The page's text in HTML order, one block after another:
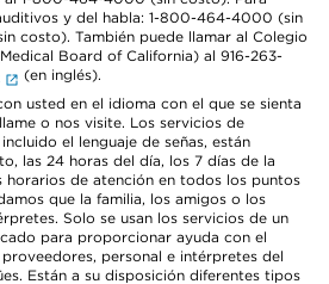
y del habla: 1-800-464-4000 (sin
costo). También puede llamar al Colegio
Board of California) al 916-263-
(en inglés).
usted en el idioma con el que se sienta
o nos visite. Los servicios de
el lenguaje de señas, están
las 24 horas del día, los 7 días de la
horarios de atención en todos los puntos
que la familia, los amigos o los
Solo se usan los servicios de un
para proporcionar ayuda con el
personal e intérpretes del
Están a su disposición diferentes tipos